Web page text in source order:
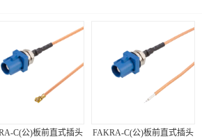
C(公)板前直式插头 FAKRA-C(公)板前直式插头